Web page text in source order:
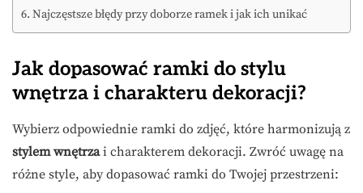
Najczęstsze błędy przy doborze ramek i jak ich unikać
Jak dopasować ramki do stylu
wnętrza i charakteru dekoracji?
Wybierz odpowiednie ramki do zdjęć, które harmonizują z
stylem wnętrzai charakterem dekoracji. Zwróć uwagę na
różne style, aby dopasować ramki do Twojej przestrzeni: